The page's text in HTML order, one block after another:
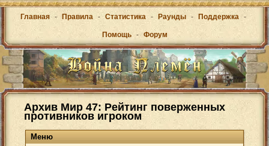
Главная - Правила - Статистика - Раунды - Поддержка -
Помощь - Форум
Архив Мир 47: Рейтинг поверженных
противников игроком
Меню